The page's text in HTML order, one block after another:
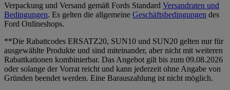
Verpackung und Versand gemäß Fords Standard Versandraten und
Bedingungen. Es gelten die allgemeine Geschäftsbedingungen des
Ford Onlineshops.
**Die Rabattcodes ERSATZ20, SUN10 und SUN20 gelten nur für
ausgewählte Produkte und sind miteinander, aber nicht mit weiteren
Rabattkationen kombinierbar. Das Angebot gilt bis zum 09.08.2026
oder solange der Vorrat reicht und kann jederzeit ohne Angabe von
Gründen beendet werden. Eine Barauszahlung ist nicht möglich.